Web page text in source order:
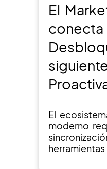
El
El
moderno